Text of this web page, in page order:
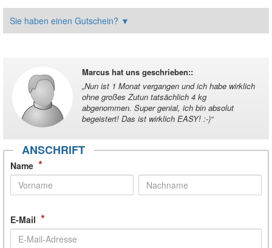
Sie haben einen Gutschein? ▼
Marcus hat uns geschrieben::
„Nun ist 1 Monat vergangen und ich habe wirklich
ohne großes Zutun tatsächlich 4 kg
abgenommen. Super genial, ich bin absolut
begeistert! Das ist wirklich EASY! :-)“
ANSCHRIFT
Name *
E-Mail *